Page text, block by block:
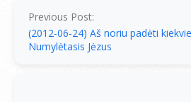
Previous Post:
(2012-06-24) Aš noriu padėti
Numylėtasis Jėzus